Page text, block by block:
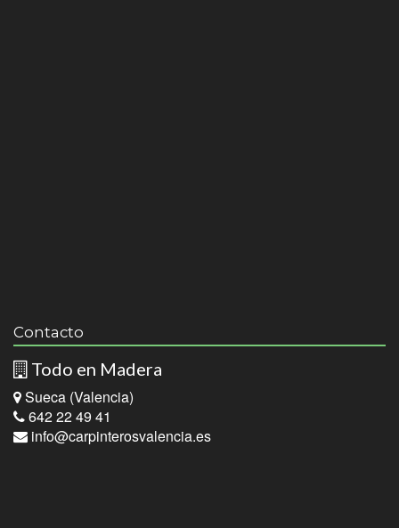
Contacto
Todo en Madera
Sueca (Valencia)
642 22 49 41
info@carpinterosvalencia.es